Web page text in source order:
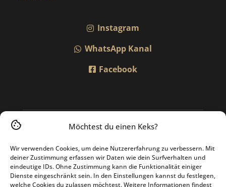
Möchtest du einen Keks?
Wir verwenden Cookies, um deine Nutzererfahrung zu verbessern. Mit
deiner Zustimmung erfassen wir Daten wie dein Surfverhalten und
eindeutige IDs. Ohne Zustimmung kann die Funktionalität einiger
Dienste eingeschränkt sein. In den Einstellungen kannst du festlegen,
welche Cookies du zulassen möchtest. Weitere Informationen findest
Instagram
WhatsApp Kanal
Facebook